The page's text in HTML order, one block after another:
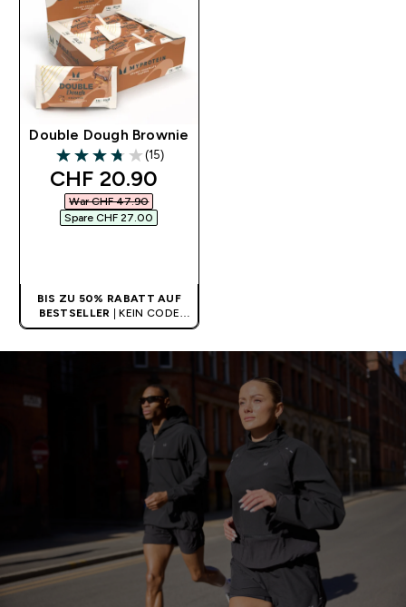
Double Dough Brownie
3.73 out of 5 stars
(15)
discounted price
CHF 20.90‎
War CHF 47.90‎
Spare CHF 27.00‎
BIS ZU 50% RABATT AUF
BESTSELLER | KEIN CODE
BENÖTIGT